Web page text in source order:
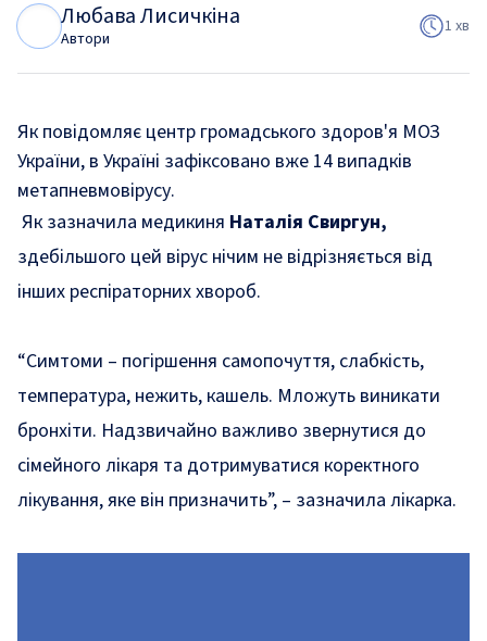
Любава Лисичкіна
Автори
1 хв
Як повідомляє центр громадського здоров'я МОЗ
України, в Україні зафіксовано вже 14 випадків
метапневмовірусу.
Як зазначила медикиня Наталія Свиргун,
здебільшого цей вірус нічим не відрізняється від
інших респіраторних хвороб.
“Симтоми – погіршення самопочуття, слабкість,
температура, нежить, кашель. Мложуть виникати
бронхіти. Надзвичайно важливо звернутися до
сімейного лікаря та дотримуватися коректного
лікування, яке він призначить”, – зазначила лікарка.